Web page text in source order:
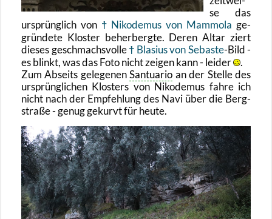
se das
ur­sprüng­lich von
Ni­ko­de­mus von Mam­mo­la ge­
grün­de­te Klos­ter be­her­berg­te. Deren Altar ziert
die­ses ge­schmachs­vol­le
Bla­si­us von Se­bas­te-Bild -
es blinkt, was das Foto nicht zei­gen kann - lei­der
.
Zum Ab­seits ge­le­ge­nenSan­tua­rio an der Stel­le des
ur­sprüng­li­chen Klos­ters von Ni­ko­de­mus fahre ich
nicht nach der Emp­feh­lung des Navi über die Berg­
stra­ße - genug ge­kurvt für heute.